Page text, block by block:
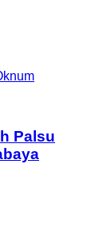
Palsu